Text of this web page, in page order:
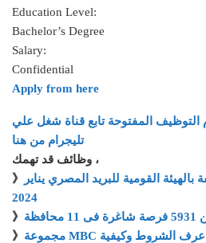
Education Level:
Bachelor’s Degree
Salary:
Confidential
Apply from here
التوظيف المفتوحة تابع قناة شغل علي
تليجرام من هنا
وظائف قد تهمك ،
》
900 وظيفة بالهيئة القومية للبريد المصري يناير
2024
》
》 مجموعة MBC تطلب خدمة عملاء .. اعرف الشروط وكيفية